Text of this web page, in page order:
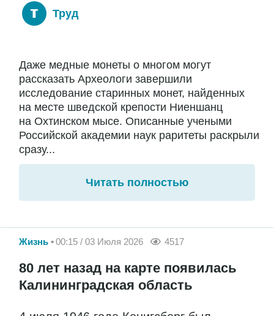
Труд
Даже медные монеты о многом могут
рассказать Археологи завершили
исследование старинных монет, найденных
на месте шведской крепости Ниеншанц
на Охтинском мысе. Описанные учеными
Российской академии наук раритеты раскрыли
сразу...
Читать полностью
Жизнь 00:15 / 03 Июля 2026 4517
80 лет назад на карте появилась
Калининградская область